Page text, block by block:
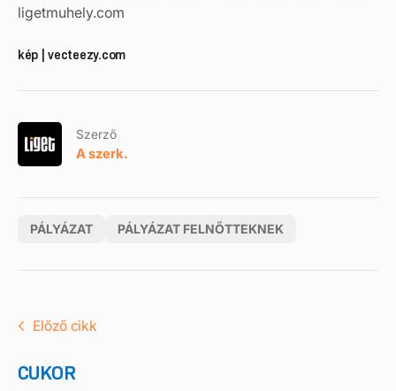
ligetmuhely.com
kép | vecteezy.com
Szerző
A szerk.
PÁLYÁZAT PÁLYÁZAT FELNŐTTEKNEK
Előző cikk
CUKOR